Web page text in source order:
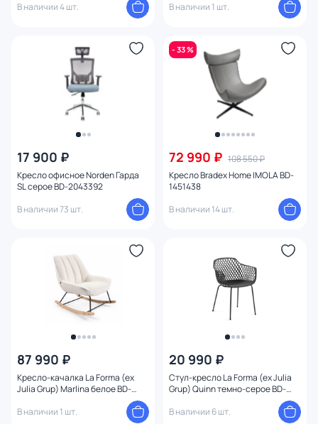
В наличии 4 шт.
В наличии 1 шт.
17 900 ₽
Кресло офисное Norden Гарда
SL серое BD-2043392
В наличии 73 шт.
- 33 %
72 990 ₽ 108 550 ₽
Кресло Bradex Home IMOLA BD-
1451438
В наличии 14 шт.
87 990 ₽
Кресло-качалка La Forma (ex
Julia Grup) Marlina белое BD-
В наличии 1 шт.
20 990 ₽
Стул-кресло La Forma (ex Julia
Grup) Quinn темно-серое BD-
В наличии 6 шт.